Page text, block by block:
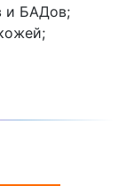
и БАДов;